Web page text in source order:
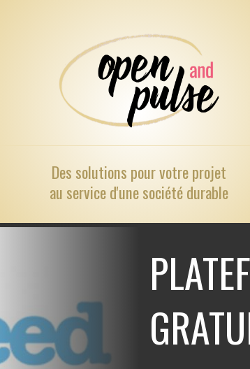
Des solutions pourvotre projet
au service d'une société durable